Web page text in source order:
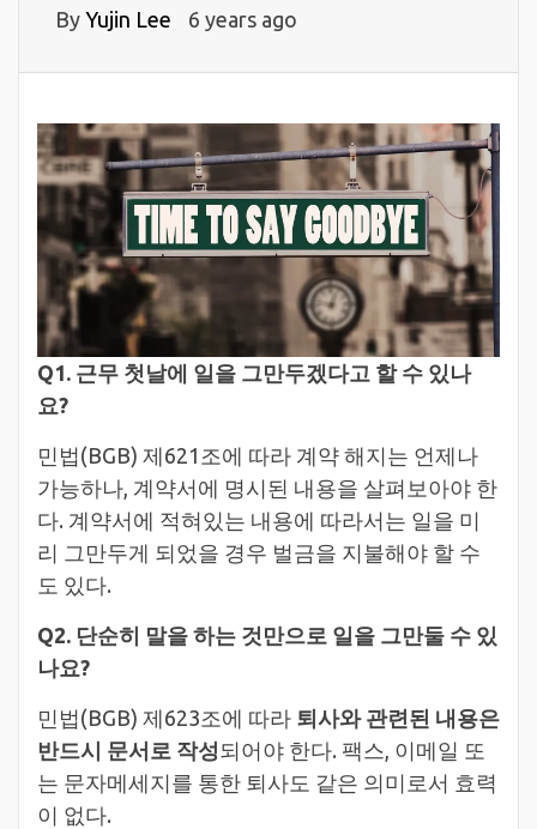
By Yujin Lee 6 years ago
Q1. 근무 첫날에 일을 그만두겠다고 할 수 있나
요?
민법(BGB) 제621조에 따라 계약 해지는 언제나
가능하나, 계약서에 명시된 내용을 살펴보아야 한
다. 계약서에 적혀있는 내용에 따라서는 일을 미
리 그만두게 되었을 경우 벌금을 지불해야 할 수
도 있다.
Q2. 단순히 말을 하는 것만으로 일을 그만둘 수 있
나요?
민법(BGB) 제623조에 따라 퇴사와 관련된 내용은
반드시 문서로 작성되어야 한다. 팩스, 이메일 또
는 문자메세지를 통한 퇴사도 같은 의미로서 효력
이 없다.